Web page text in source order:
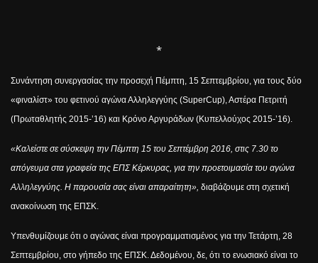
*
Συνάντηση συνεργασίας την προσεχή Πέμπτη, 15 Σεπτεμβρίου, για τους δύο
«φιναλίστ» του φετινού αγώνα Αλληλεγγύης (SuperCup), Αστέρα Πετριτή
(Πρωταθλητής 2015-’16) και Κρόνο Αργυράδων (Κυπελλούχος 2015-’16).
«Καλείστε σε σύσκεψη την Πέμπτη 15 του Σεπτέμβρη 2016, στις 7.30 το
απόγευμα στα γραφεία της ΕΠΣ Κέρκυρας, για την προετοιμασία του αγώνα
Αλληλεγγύης. Η παρουσία σας είναι απαραίτητη», διαβάζουμε στη σχετική
ανακοίνωση της ΕΠΣΚ.
Υπενθυμίζουμε ότι ο αγώνας είναι προγραμματισμένος για την Τετάρτη, 28
Σεπτεμβρίου, στο γήπεδο της ΕΠΣΚ. Δεδομένου, δε, ότι το ενωσιακό είναι το